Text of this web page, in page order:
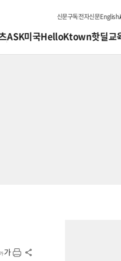
신문구독전자신문English
ASK미국HelloKtown핫딜교